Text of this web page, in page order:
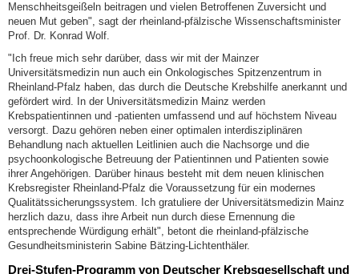
Menschheitsgeißeln beitragen und vielen Betroffenen Zuversicht und
neuen Mut geben", sagt der rheinland-pfälzische Wissenschaftsminister
Prof. Dr. Konrad Wolf.
"Ich freue mich sehr darüber, dass wir mit der Mainzer
Universitätsmedizin nun auch ein Onkologisches Spitzenzentrum in
Rheinland-Pfalz haben, das durch die Deutsche Krebshilfe anerkannt und
gefördert wird. In der Universitätsmedizin Mainz werden
Krebspatientinnen und -patienten umfassend und auf höchstem Niveau
versorgt. Dazu gehören neben einer optimalen interdisziplinären
Behandlung nach aktuellen Leitlinien auch die Nachsorge und die
psychoonkologische Betreuung der Patientinnen und Patienten sowie
ihrer Angehörigen. Darüber hinaus besteht mit dem neuen klinischen
Krebsregister Rheinland-Pfalz die Voraussetzung für ein modernes
Qualitätssicherungssystem. Ich gratuliere der Universitätsmedizin Mainz
herzlich dazu, dass ihre Arbeit nun durch diese Ernennung die
entsprechende Würdigung erhält", betont die rheinland-pfälzische
Gesundheitsministerin Sabine Bätzing-Lichtenthäler.
Drei-Stufen-Programm von Deutscher Krebsgesellschaft und